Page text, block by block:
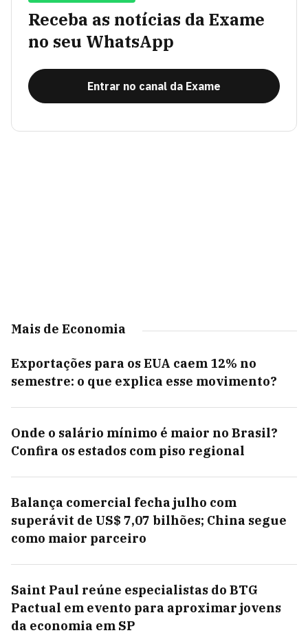
Receba as notícias da Exame
no seu WhatsApp
Entrar no canal da Exame
Mais de Economia
Exportações para os EUA caem 12% no
semestre: o que explica esse movimento?
Onde o salário mínimo é maior no Brasil?
Confira os estados com piso regional
Balança comercial fecha julho com
superávit de US$ 7,07 bilhões; China segue
como maior parceiro
Saint Paul reúne especialistas do BTG
Pactual em evento para aproximar jovens
da economia em SP